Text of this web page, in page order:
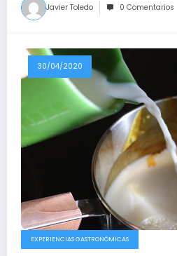
Javier Toledo 0 Comentarios
30/04/2020
EXPERIENCIAS GASTRONÓMICAS